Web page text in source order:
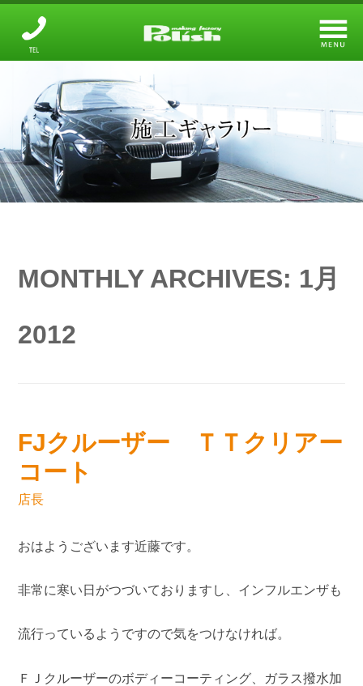
メーキングファクトリ
設備と技術について
ガラスコーティング
オプションメニュー
MONTHLY ARCHIVES: 1月
2012
FJクルーザー ＴＴクリアー
コート
店長
おはようございます近藤です。
非常に寒い日がつづいておりますし、インフルエンザも
流行っているようですので気をつけなければ。
ＦＪクルーザーのボディーコーティング、ガラス撥水加